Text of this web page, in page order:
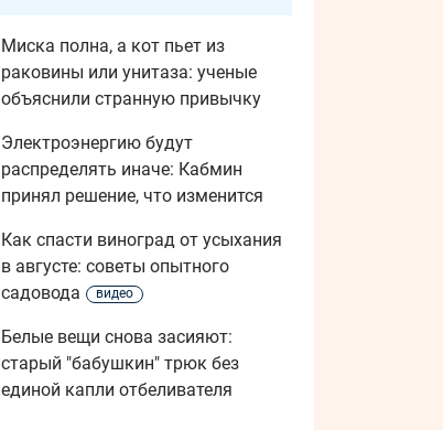
Миска полна, а кот пьет из
раковины или унитаза: ученые
объяснили странную привычку
Электроэнергию будут
распределять иначе: Кабмин
принял решение, что изменится
Как спасти виноград от усыхания
в августе: советы опытного
садовода
видео
Белые вещи снова засияют:
старый "бабушкин" трюк без
единой капли отбеливателя